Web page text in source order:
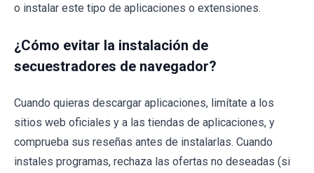
o instalar este tipo de aplicaciones o extensiones.
¿Cómo evitar la instalación de
secuestradores de navegador?
Cuando quieras descargar aplicaciones, limítate a los
sitios web oficiales y a las tiendas de aplicaciones, y
comprueba sus reseñas antes de instalarlas. Cuando
instales programas, rechaza las ofertas no deseadas (si